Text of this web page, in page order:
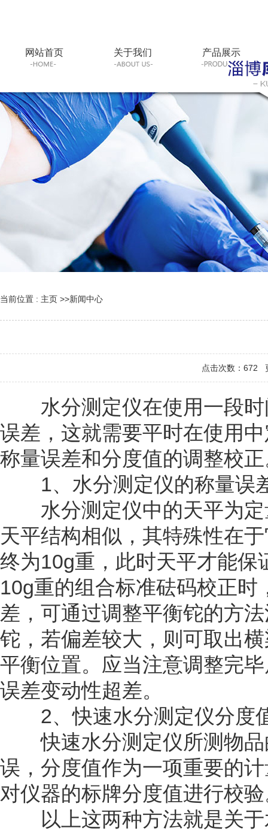
网站首页 关于我们 产品展示
当前位置 : 主页 >>新闻中心
点击次数： 672
水分测定仪在使用一段时
误差，这就需要平时在使用
称量误差和分度值的调整校
1、水分测定仪的称量误
水分测定仪中的天平为定
天平结构相似，其特殊性在
终为10g重，此时天平才能保
10g重的组合标准砝码校正
差，可通过调整平衡铊的方
铊，若偏差较大，则可取出
平衡位置。应当注意调整完
误差变动性超差。
2、快速水分测定仪分度
快速水分测定仪所测物品
误，分度值作为一项重要的
对仪器的标牌分度值进行校
以上这两种方法就是关于